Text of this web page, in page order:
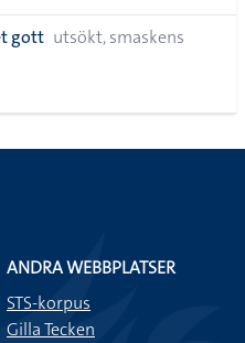
gott utsökt, smaskens
ANDRA WEBBPLATSER
STS-korpus
Gilla Tecken